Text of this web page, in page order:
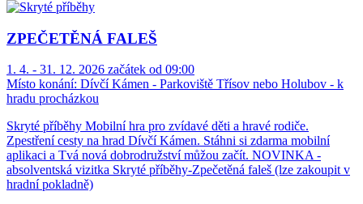
ZPEČETĚNÁ FALEŠ
1. 4. - 31. 12. 2026 začátek od 09:00
Místo konání: Dívčí Kámen - Parkoviště Třísov nebo Holubov - k
hradu procházkou
Skryté příběhy Mobilní hra pro zvídavé děti a hravé rodiče.
Zpestření cesty na hrad Dívčí Kámen. Stáhni si zdarma mobilní
aplikaci a Tvá nová dobrodružství můžou začít. NOVINKA -
absolventská vizitka Skryté příběhy-Zpečetěná faleš (lze zakoupit v
hradní pokladně)